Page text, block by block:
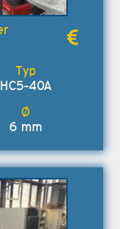
HC5-40A
6 mm